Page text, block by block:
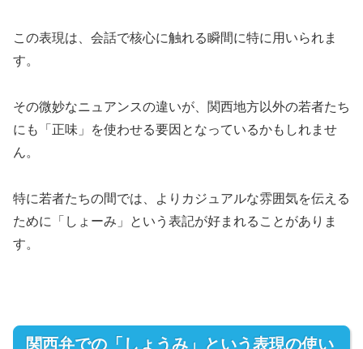
この表現は、会話で核心に触れる瞬間に特に用いられま
す。
その微妙なニュアンスの違いが、関西地方以外の若者たち
にも「正味」を使わせる要因となっているかもしれませ
ん。
特に若者たちの間では、よりカジュアルな雰囲気を伝える
ために「しょーみ」という表記が好まれることがありま
す。
関西弁での「しょうみ」という表現の使い